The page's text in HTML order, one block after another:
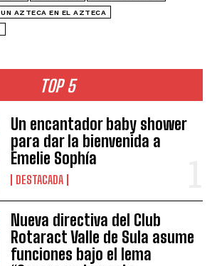
TOP 5
Un encantador baby shower
para dar la bienvenida a
Emelie Sophía
DESTACADA
Nueva directiva del Club
Rotaract Valle de Sula asume
funciones bajo el lema
UN AZTECA EN EL AZTECA